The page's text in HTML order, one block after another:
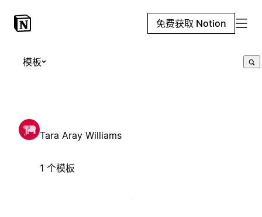
免费获取 Notion
模板
Tara Aray Williams
1 个模板